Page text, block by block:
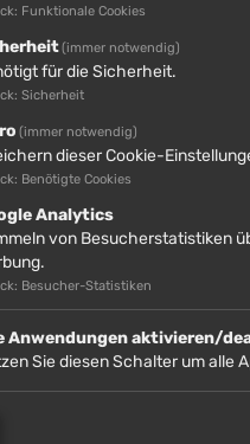
20. Februar um 14:30 Uhr.
Funktionale Cookies
(immer notwendig)
für die Sicherheit.
Sicherheit
(immer notwendig)
dieser Cookie-
Benötigte Cookies
Analytics
von Besucherstatistiken
Besucher-Statistiken
Anwendungen aktivieren/
Sie diesen Schalter um alle